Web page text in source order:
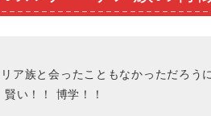
ア族と会ったこともなかっただろう
い！！ 博学！！